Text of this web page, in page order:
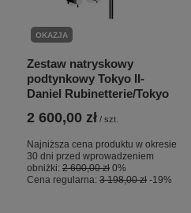
OKAZJA
Zestaw natryskowy
podtynkowy Tokyo II-
Daniel Rubinetterie/Tokyo
2 600,00 zł / szt.
Najniższa cena produktu w okresie
30 dni przed wprowadzeniem
obniżki: 2 600,00 zł 0%
Cena regularna: 3 198,00 zł -19%